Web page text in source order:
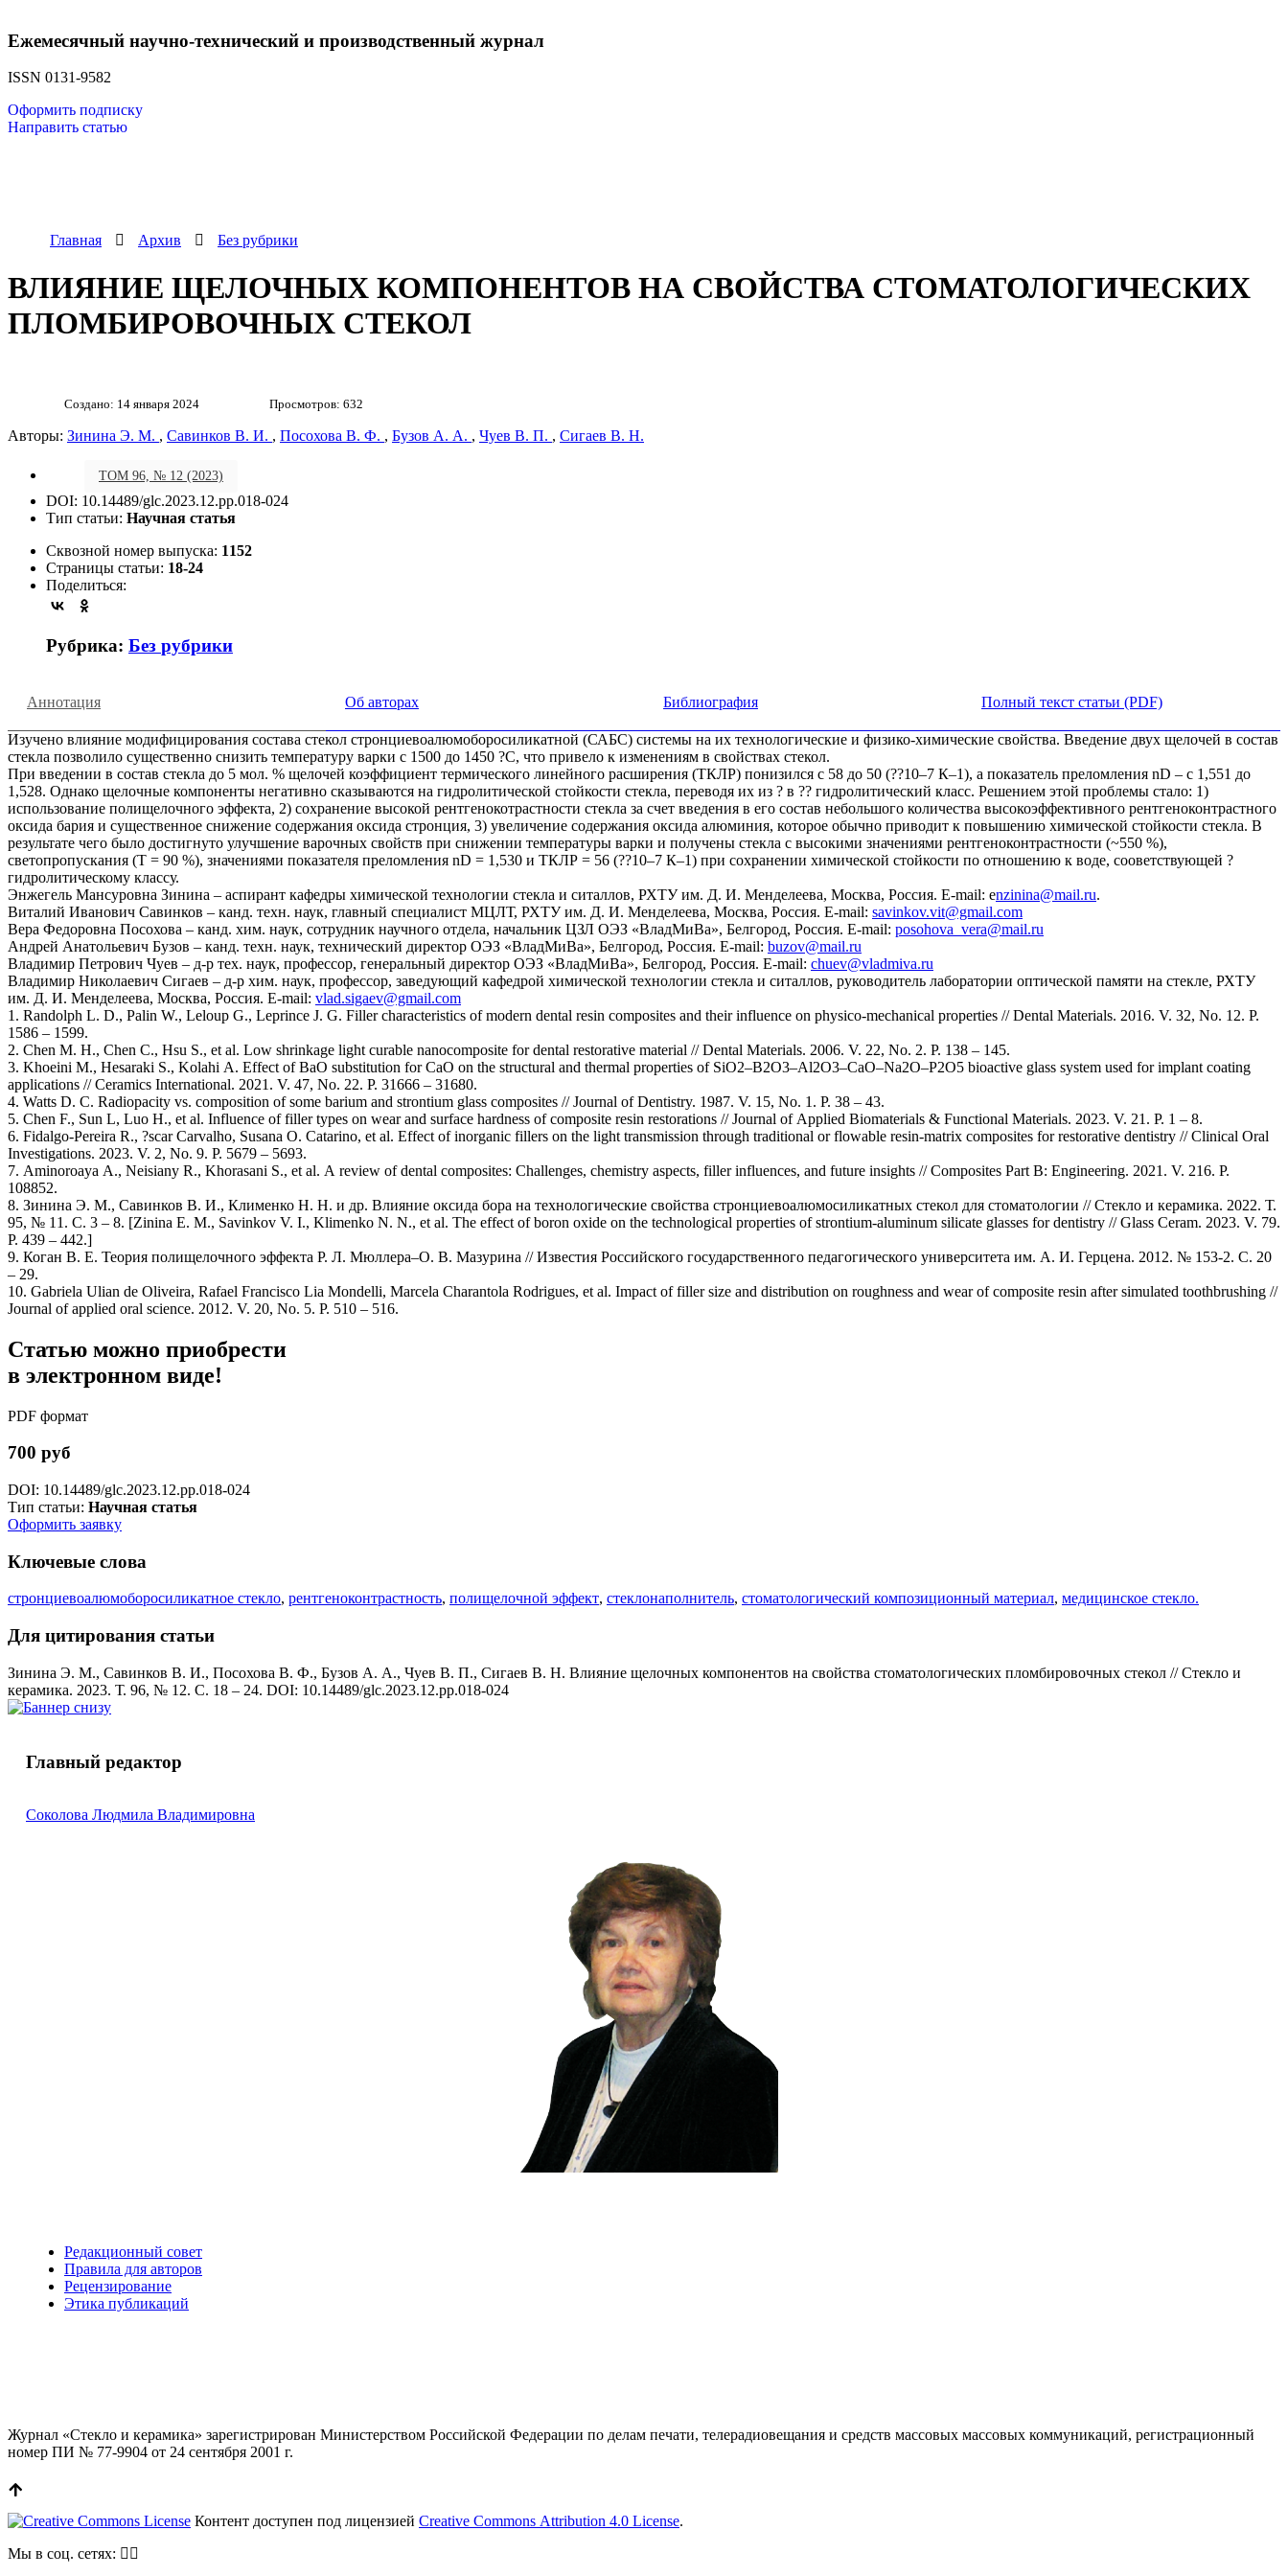
Ежемесячный научно-технический и производственный журнал
ISSN 0131-9582
Оформить подписку
Направить статью
Главная Архив Без рубрики
ВЛИЯНИЕ ЩЕЛОЧНЫХ КОМПОНЕНТОВ НА СВОЙСТВА СТОМАТОЛОГИЧЕСКИХ
ПЛОМБИРОВОЧНЫХ СТЕКОЛ
Создано: 14 января 2024 Просмотров: 632
Авторы: Зинина Э. М. , Савинков В. И. , Посохова В. Ф. , Бузов А. А. , Чуев В. П. , Сигаев В. Н.
ТОМ 96, № 12 (2023)
DOI: 10.14489/glc.2023.12.pp.018-024
Тип статьи: Научная статья
Сквозной номер выпуска: 1152
Страницы статьи: 18-24
Поделиться:
Рубрика: Без рубрики
Аннотация Об авторах Библиография Полный текст статьи (PDF)
Изучено влияние модифицирования состава стекол стронциевоалюмоборосиликатной (САБС) системы на их технологические и физико-химические свойства. Введение двух щелочей в состав
стекла позволило существенно снизить температуру варки с 1500 до 1450 ?С, что привело к изменениям в свойствах стекол.
При введении в состав стекла до 5 мол. % щелочей коэффициент термического линейного расширения (ТКЛР) понизился с 58 до 50 (??10–7 К–1), а показатель преломления nD – с 1,551 до
1,528. Однако щелочные компоненты негативно сказываются на гидролитической стойкости стекла, переводя их из ? в ?? гидролитический класс. Решением этой проблемы стало: 1)
использование полищелочного эффекта, 2) сохранение высокой рентгенокотрастности стекла за счет введения в его состав небольшого количества высокоэффективного рентгеноконтрастного
оксида бария и существенное снижение содержания оксида стронция, 3) увеличение содержания оксида алюминия, которое обычно приводит к повышению химической стойкости стекла. В
результате чего было достигнуто улучшение варочных свойств при снижении температуры варки и получены стекла с высокими значениями рентгеноконтрастности (~550 %),
светопропускания (Т = 90 %), значениями показателя преломления nD = 1,530 и ТКЛР = 56 (??10–7 К–1) при сохранении химической стойкости по отношению к воде, сооветствующей ?
гидролитическому классу.
Энжегель Мансуровна Зинина – аспирант кафедры химической технологии стекла и ситаллов, РХТУ им. Д. И. Менделеева, Москва, Россия. E-mail: еnzinina@mail.ru.
Виталий Иванович Савинков – канд. техн. наук, главный специалист МЦЛТ, РХТУ им. Д. И. Менделеева, Москва, Россия. E-mail: savinkov.vit@gmail.com
Вера Федоровна Посохова – канд. хим. наук, сотрудник научного отдела, начальник ЦЗЛ ОЭЗ «ВладМиВа», Белгород, Россия. E-mail: posohova_vera@mail.ru
Андрей Анатольевич Бузов – канд. техн. наук, технический директор ОЭЗ «ВладМиВа», Белгород, Россия. E-mail: buzov@mail.ru
Владимир Петрович Чуев – д-р тех. наук, профессор, генеральный директор ОЭЗ «ВладМиВа», Белгород, Россия. E-mail: chuev@vladmiva.ru
Владимир Николаевич Сигаев – д-р хим. наук, профессор, заведующий кафедрой химической технологии стекла и ситаллов, руководитель лаборатории оптической памяти на стекле, РХТУ
им. Д. И. Менделеева, Москва, Россия. E-mail: vlad.sigaev@gmail.com
1. Randolph L. D., Palin W., Leloup G., Leprince J. G. Filler characteristics of modern dental resin composites and their influence on physico-mechanical properties // Dental Materials. 2016. V. 32, No. 12. P.
1586 – 1599.
2. Chen M. H., Chen C., Hsu S., et al. Low shrinkage light curable nanocomposite for dental restorative material // Dental Materials. 2006. V. 22, No. 2. P. 138 – 145.
3. Khoeini M., Hesaraki S., Kolahi A. Effect of BaO substitution for CaO on the structural and thermal properties of SiO2–B2O3–Al2O3–CaO–Na2O–P2O5 bioactive glass system used for implant coating
applications // Ceramics International. 2021. V. 47, No. 22. P. 31666 – 31680.
4. Watts D. C. Radiopacity vs. composition of some barium and strontium glass composites // Journal of Dentistry. 1987. V. 15, No. 1. P. 38 – 43.
5. Chen F., Sun L, Luo H., et al. Influence of filler types on wear and surface hardness of composite resin restorations // Journal of Applied Biomaterials & Functional Materials. 2023. V. 21. P. 1 – 8.
6. Fidalgo-Pereira R., ?scar Carvalho, Susana O. Catarino, et al. Effect of inorganic fillers on the light transmission through traditional or flowable resin-matrix composites for restorative dentistry // Clinical Oral
Investigations. 2023. V. 2, No. 9. P. 5679 – 5693.
7. Aminoroaya A., Neisiany R., Khorasani S., et al. A review of dental composites: Challenges, chemistry aspects, filler influences, and future insights // Composites Part B: Engineering. 2021. V. 216. P.
108852.
8. Зинина Э. М., Савинков В. И., Клименко Н. Н. и др. Влияние оксида бора на технологические свойства стронциевоалюмосиликатных стекол для стоматологии // Стекло и керамика. 2022. Т.
95, № 11. С. 3 – 8. [Zinina E. M., Savinkov V. I., Klimenko N. N., et al. The effect of boron oxide on the technological properties of strontium-aluminum silicate glasses for dentistry // Glass Ceram. 2023. V. 79.
P. 439 – 442.]
9. Коган В. Е. Теория полищелочного эффекта Р. Л. Мюллера–О. В. Мазурина // Известия Российского государственного педагогического университета им. А. И. Герцена. 2012. № 153-2. С. 20
– 29.
10. Gabriela Ulian de Oliveira, Rafael Francisco Lia Mondelli, Marcela Charantola Rodrigues, et al. Impact of filler size and distribution on roughness and wear of composite resin after simulated toothbrushing //
Journal of applied oral science. 2012. V. 20, No. 5. P. 510 – 516.
Статью можно приобрести
в электронном виде!
PDF формат
700 руб
DOI: 10.14489/glc.2023.12.pp.018-024
Тип статьи: Научная статья
Оформить заявку
Ключевые слова
стронциевоалюмоборосиликатное стекло, рентгеноконтрастность, полищелочной эффект, стеклонаполнитель, стоматологический композиционный материал, медицинское стекло.
Для цитирования статьи
Зинина Э. М., Савинков В. И., Посохова В. Ф., Бузов А. А., Чуев В. П., Сигаев В. Н. Влияние щелочных компонентов на свойства стоматологических пломбировочных стекол // Стекло и
керамика. 2023. Т. 96, № 12. С. 18 – 24. DOI: 10.14489/glc.2023.12.pp.018-024
Главный редактор
Соколова Людмила Владимировна
Редакционный совет
Правила для авторов
Рецензирование
Этика публикаций
Журнал «Стекло и керамика» зарегистрирован Министерством Российской Федерации по делам печати, телерадиовещания и средств массовых массовых коммуникаций, регистрационный
номер ПИ № 77-9904 от 24 сентября 2001 г.
Контент доступен под лицензией Creative Commons Attribution 4.0 License.
Мы в соц. сетях: